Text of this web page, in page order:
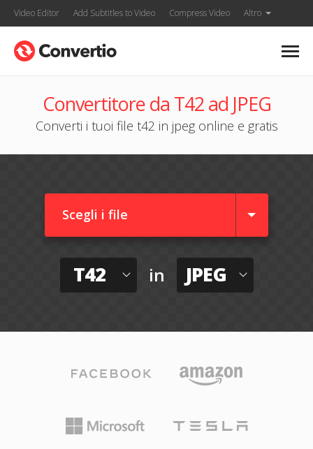
Video Editor Add Subtitles to Video Compress Video Altro
Convertitore da T42 ad JPEG
Converti i tuoi file t42 in jpeg online e gratis
Scegli i file
T42 in JPEG